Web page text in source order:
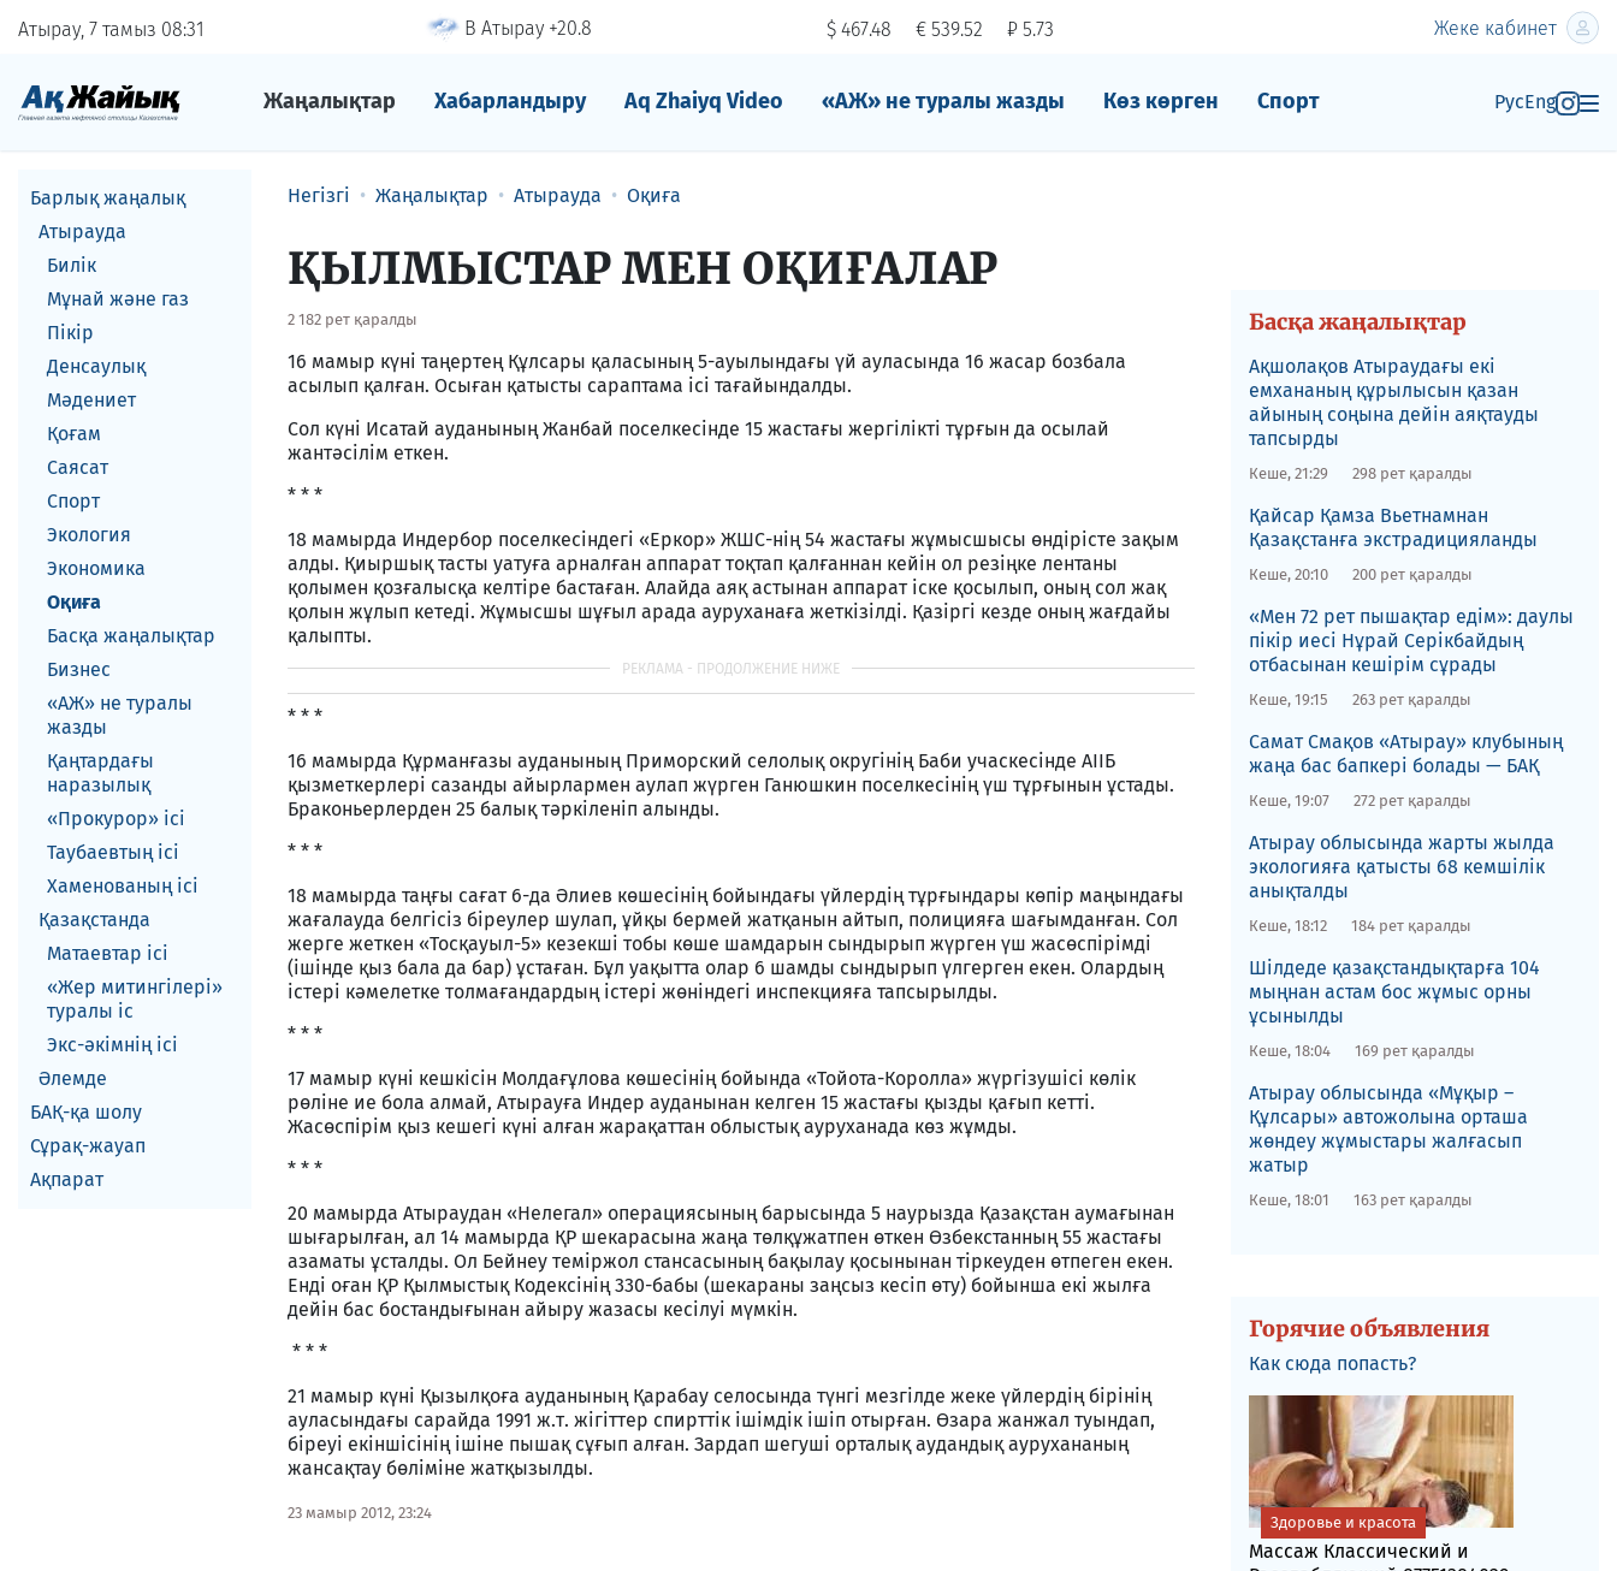
Атырау, 7 тамыз 08 31 В Атырау +20.8 $ 467.48 € 539.52 ₽ 5.73 Жеке кабинет
Жаңалықтар Хабарландыру Aq Zhaiyq Video «АЖ» не туралы жазды Көз көрген Спорт РусEng
Барлық жаңалық
Атырауда
Билік
Мұнай және газ
Пікір
Денсаулық
Мәдениет
Қоғам
Саясат
Спорт
Экология
Экономика
Оқиға
Басқа жаңалықтар
Бизнес
«АЖ» не туралы
жазды
Қаңтардағы
наразылық
«Прокурор» ісі
Таубаевтың ісі
Хаменованың ісі
Қазақстанда
Матаевтар ici
«Жер митингілері»
туралы іс
Экс-әкiмнiң iсi
Әлемде
БАҚ-қа шолу
Сұрақ-жауап
Ақпарат
Негізгі Жаңалықтар Атырауда Оқиға
ҚЫЛМЫСТАР МЕН ОҚИҒАЛАР
2 182 рет қаралды
16 мамыр күні таңертең Құлсары қаласының 5-ауылындағы үй ауласында 16 жасар бозбала
асылып қалған. Осыған қатысты сараптама ісі тағайындалды.
Сол күні Исатай ауданының Жанбай поселкесінде 15 жастағы жергілікті тұрғын да осылай
жантәсілім еткен.
* * *
18 мамырда Индербор поселкесіндегі «Еркор» ЖШС-нің 54 жастағы жұмысшысы өндірісте зақым
алды. Қиыршық тасты уатуға арналған аппарат тоқтап қалғаннан кейін ол резіңке лентаны
қолымен қозғалысқа келтіре бастаған. Алайда аяқ астынан аппарат іске қосылып, оның сол жақ
қолын жұлып кетеді. Жұмысшы шұғыл арада ауруханаға жеткізілді. Қазіргі кезде оның жағдайы
қалыпты.
* * *
16 мамырда Құрманғазы ауданының Приморский селолық округінің Баби учаскесінде АІІБ
қызметкерлері сазанды айырлармен аулап жүрген Ганюшкин поселкесінің үш тұрғынын ұстады.
Браконьерлерден 25 балық тәркіленіп алынды.
* * *
18 мамырда таңғы сағат 6-да Әлиев көшесінің бойындағы үйлердің тұрғындары көпір маңындағы
жағалауда белгісіз біреулер шулап, ұйқы бермей жатқанын айтып, полицияға шағымданған. Сол
жерге жеткен «Тосқауыл-5» кезекші тобы көше шамдарын сындырып жүрген үш жасөспірімді
(ішінде қыз бала да бар) ұстаған. Бұл уақытта олар 6 шамды сындырып үлгерген екен. Олардың
істері кәмелетке толмағандардың істері жөніндегі инспекцияға тапсырылды.
* * *
17 мамыр күні кешкісін Молдағұлова көшесінің бойында «Тойота-Королла» жүргізушісі көлік
рөліне ие бола алмай, Атырауға Индер ауданынан келген 15 жастағы қызды қағып кетті.
Жасөспірім қыз кешегі күні алған жарақаттан облыстық ауруханада көз жұмды.
* * *
20 мамырда Атыраудан «Нелегал» операциясының барысында 5 наурызда Қазақстан аумағынан
шығарылған, ал 14 мамырда ҚР шекарасына жаңа төлқұжатпен өткен Өзбекстанның 55 жастағы
азаматы ұсталды. Ол Бейнеу теміржол стансасының бақылау қосынынан тіркеуден өтпеген екен.
Енді оған ҚР Қылмыстық Кодексінің 330-бабы (шекараны заңсыз кесіп өту) бойынша екі жылға
дейін бас бостандығынан айыру жазасы кесілуі мүмкін.
* * *
21 мамыр күні Қызылқоға ауданының Қарабау селосында түнгі мезгілде жеке үйлердің бірінің
ауласындағы сарайда 1991 ж.т. жігіттер спирттік ішімдік ішіп отырған. Өзара жанжал туындап,
біреуі екіншісінің ішіне пышақ сұғып алған. Зардап шегуші орталық аудандық аурухананың
жансақтау бөліміне жатқызылды.
23 мамыр 2012, 23:24
Басқа жаңалықтар
Ақшолақов Атыраудағы екі
емхананың құрылысын қазан
айының соңына дейін аяқтауды
тапсырды
Кеше, 21:29 298 рет қаралды
​Қайсар Қамза Вьетнамнан
Қазақстанға экстрадицияланды
Кеше, 20:10 200 рет қаралды
«Мен 72 рет пышақтар едім»: даулы
пікір иесі Нұрай Серікбайдың
отбасынан кешірім сұрады
Кеше, 19:15 263 рет қаралды
​Самат Смақов «Атырау» клубының
жаңа бас бапкері болады — БАҚ
Кеше, 19:07 272 рет қаралды
​Атырау облысында жарты жылда
экологияға қатысты 68 кемшілік
анықталды
Кеше, 18:12 184 рет қаралды
​Шілдеде қазақстандықтарға 104
мыңнан астам бос жұмыс орны
ұсынылды
Кеше, 18:04 169 рет қаралды
​Атырау облысында «Мұқыр –
Құлсары» автожолына орташа
жөндеу жұмыстары жалғасып
жатыр
Кеше, 18:01 163 рет қаралды
Горячие объявления
Как сюда попасть?
Массаж Классический и
Здоровье и красота